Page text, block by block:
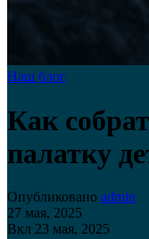
Наш блог
Как
палатку
Опубликовано admin
27 мая, 2025
Вкл 23 мая, 2025